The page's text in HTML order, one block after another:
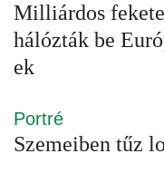
Milliárdos
hálózták be
ek
Portré
Szemeiben tűz